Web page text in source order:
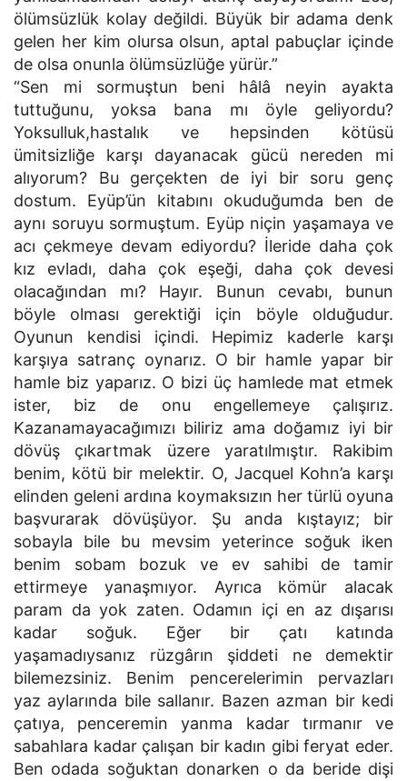
ölümsüzlük kolay değildi. Büyük bir adama denk
gelen her kim olursa olsun, aptal pabuçlar içinde
de olsa onunla ölümsüzlüğe yürür.”
“Sen mi sormuştun beni hâlâ neyin ayakta
tuttuğunu, yoksa bana mı öyle geliyordu?
Yoksulluk,hastalık ve hepsinden kötüsü
ümitsizliğe karşı dayanacak gücü nereden mi
alıyorum? Bu gerçekten de iyi bir soru genç
dostum. Eyüp’ün kitabını okuduğumda ben de
aynı soruyu sormuştum. Eyüp niçin yaşamaya ve
acı çekmeye devam ediyordu? İleride daha çok
kız evladı, daha çok eşeği, daha çok devesi
olacağından mı? Hayır. Bunun cevabı, bunun
böyle olması gerektiği için böyle olduğudur.
Oyunun kendisi içindi. Hepimiz kaderle karşı
karşıya satranç oynarız. O bir hamle yapar bir
hamle biz yaparız. O bizi üç hamlede mat etmek
ister, biz de onu engellemeye çalışırız.
Kazanamayacağımızı biliriz ama doğamız iyi bir
dövüş çıkartmak üzere yaratılmıştır. Rakibim
benim, kötü bir melektir. O, Jacquel Kohn’a karşı
elinden geleni ardına koymaksızın her türlü oyuna
başvurarak dövüşüyor. Şu anda kıştayız; bir
sobayla bile bu mevsim yeterince soğuk iken
benim sobam bozuk ve ev sahibi de tamir
ettirmeye yanaşmıyor. Ayrıca kömür alacak
param da yok zaten. Odamın içi en az dışarısı
kadar soğuk. Eğer bir çatı katında
yaşamadıysanız rüzgârın şiddeti ne demektir
bilemezsiniz. Benim pencerelerimin pervazları
yaz aylarında bile sallanır. Bazen azman bir kedi
çatıya, penceremin yanma kadar tırmanır ve
sabahlara kadar çalışan bir kadın gibi feryat eder.
Ben odada soğuktan donarken o da beride dişi